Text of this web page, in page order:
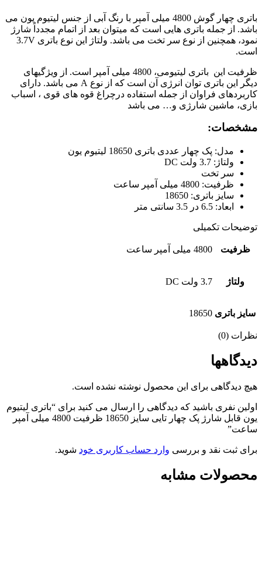
باتری چهار گوش 4800 میلی آمپر با رنگ آبی از جنس لیتیوم یون می
باشد. از جمله باتری هایی است که میتوان بعد از اتمام مجدداً شارژ
نمود، همچنین از نوع سر تخت می باشد. ولتاژ این نوع باتری 3.7V
است.
ظرفیت این باتری لیتیومی، 4800 میلی آمپر است. از ویژگیهای
دیگر این باتری توان انرژی آن است که از نوع A می باشد. دارای
کاربردهای فراوان از جمله استفاده درچراغ قوه های قوی ، اسباب
بازی، ماشین شارژی و… می باشد
مشخصات:
مدل: پک چهار عددی باتری 18650 لیتیوم یون
ولتاژ: 3.7 ولت DC
سر تخت
ظرفیت: 4800 میلی آمپر ساعت
سایز باتری: 18650
ابعاد: 6.5 در 3.5 سانتی متر
توضیحات تکمیلی
ظرفیت 4800 میلی آمپر ساعت
ولتاژ 3.7 ولت DC
سایز باتری 18650
نظرات (0)
دیدگاهها
هیچ دیدگاهی برای این محصول نوشته نشده است.
اولین نفری باشید که دیدگاهی را ارسال می کنید برای “باتری لیتیوم
یون قابل شارژ پک چهار تایی سایز 18650 ظرفیت 4800 میلی آمپر
ساعت”
برای ثبت نقد و بررسی وارد حساب کاربری خود شوید.
محصولات مشابه